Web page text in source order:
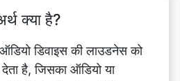
है, जिसका ऑडियो या
अधिक प्रभाव पड़ता है।